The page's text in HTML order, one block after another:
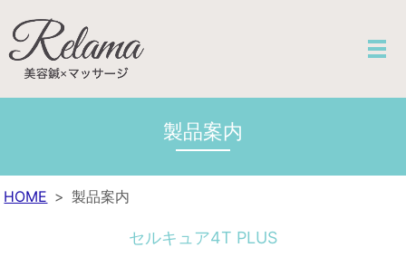
製品案内
HOME 製品案内
セルキュア4T PLUS